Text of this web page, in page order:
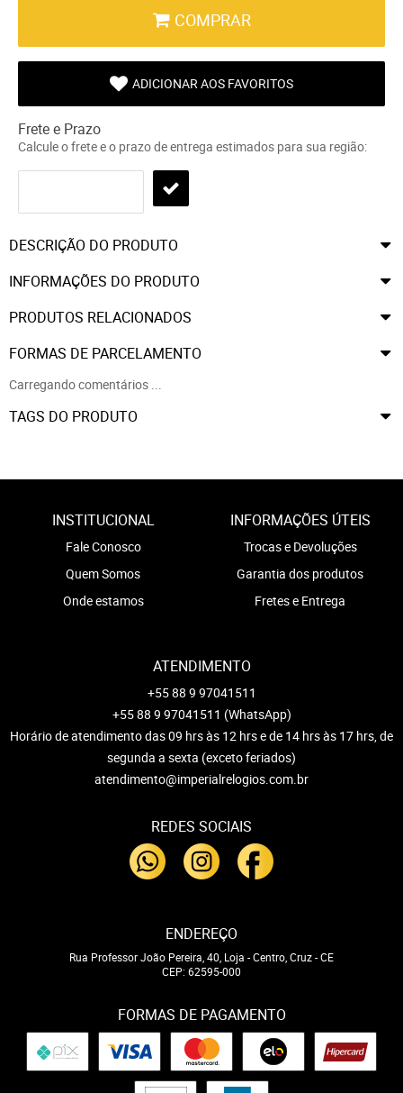
COMPRAR
ADICIONAR AOS FAVORITOS
Frete e Prazo
Calcule o frete e o prazo de entrega estimados para sua região:
DESCRIÇÃO DO PRODUTO
INFORMAÇÕES DO PRODUTO
PRODUTOS RELACIONADOS
FORMAS DE PARCELAMENTO
Carregando comentários ...
TAGS DO PRODUTO
INSTITUCIONAL
Fale Conosco
Quem Somos
Onde estamos
INFORMAÇÕES ÚTEIS
Trocas e Devoluções
Garantia dos produtos
Fretes e Entrega
ATENDIMENTO
+55 88 9 97041511
+55 88 9 97041511 (WhatsApp)
Horário de atendimento das 09 hrs às 12 hrs e de 14 hrs às 17 hrs, de
segunda a sexta (exceto feriados)
atendimento@imperialrelogios.com.br
REDES SOCIAIS
ENDEREÇO
Rua Professor João Pereira, 40, Loja -Centro, Cruz-CE
CEP: 62595-000
FORMAS DE PAGAMENTO